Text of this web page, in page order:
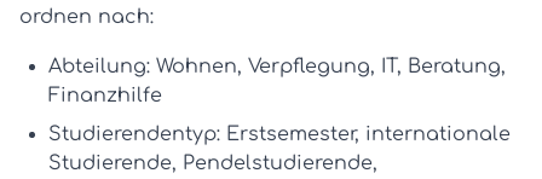
ordnen nach:
Abteilung: Wohnen, Verpflegung, IT, Beratung,
Finanzhilfe
Studierendentyp: Erstsemester, internationale
Studierende, Pendelstudierende,